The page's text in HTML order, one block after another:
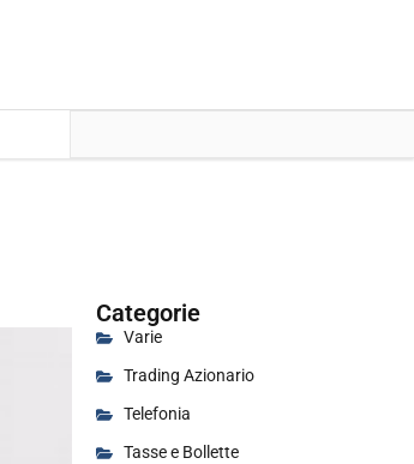
Categorie
Varie
Trading Azionario
Telefonia
Tasse e Bollette